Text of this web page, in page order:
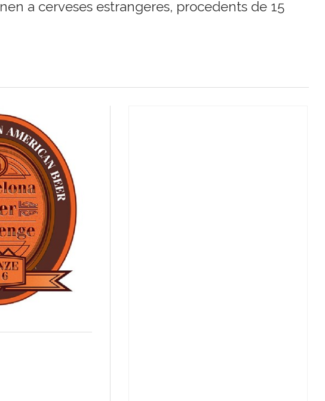
a cerveses estrangeres, procedents de 15